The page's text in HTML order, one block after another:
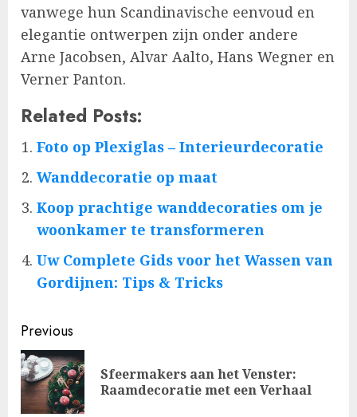
vanwege hun Scandinavische eenvoud en
elegantie ontwerpen zijn onder andere
Arne Jacobsen, Alvar Aalto, Hans Wegner en
Verner Panton.
Related Posts:
Foto op Plexiglas – Interieurdecoratie
Wanddecoratie op maat
Koop prachtige wanddecoraties om je
woonkamer te transformeren
Uw Complete Gids voor het Wassen van
Gordijnen: Tips & Tricks
Post
navigation
Previous
Sfeermakers aan het Venster:
Raamdecoratie met een Verhaal